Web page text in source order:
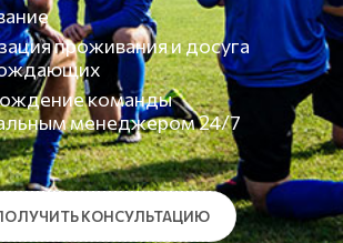
проживания и досуга
команды
менеджером 24/7
КОНСУЛЬТАЦИЮ